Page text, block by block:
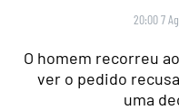
20:00 7
O homem recorreu
ver o pedido
uma